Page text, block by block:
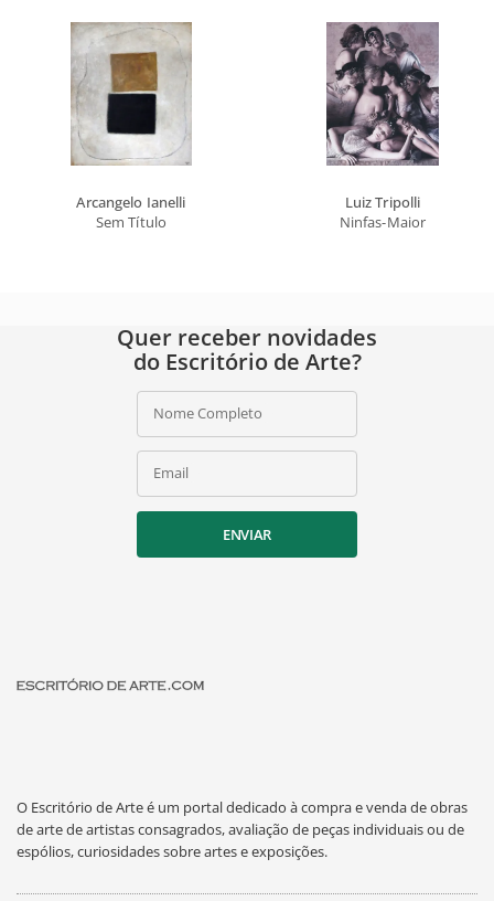
Arcangelo Ianelli
Sem Título
Luiz Tripolli
Ninfas-Maior
Quer receber novidades
do Escritório de Arte?
Nome Completo
Email
ENVIAR
O Escritório de Arte é um portal dedicado à compra e venda de obras
de arte de artistas consagrados, avaliação de peças individuais ou de
espólios, curiosidades sobre artes e exposições.